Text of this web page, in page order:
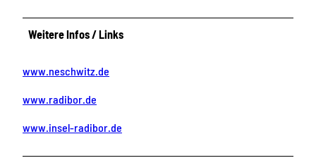
Weitere Infos / Links
www.neschwitz.de
www.radibor.de
www.insel-radibor.de